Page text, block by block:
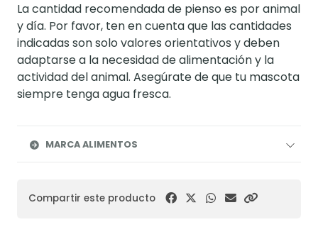
La cantidad recomendada de pienso es por animal
y día. Por favor, ten en cuenta que las cantidades
indicadas son solo valores orientativos y deben
adaptarse a la necesidad de alimentación y la
actividad del animal. Asegúrate de que tu mascota
siempre tenga agua fresca.
MARCA ALIMENTOS
Compartir este producto